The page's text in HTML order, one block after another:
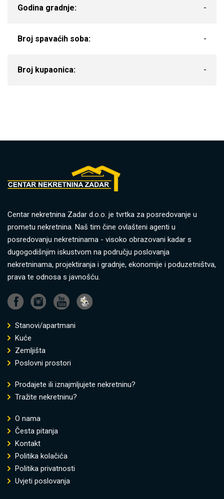
Godina gradnje: -
Broj spavaćih soba: -
Broj kupaonica: -
Centar nekretnina Zadar d.o.o. je tvrtka za posredovanje u
prometu nekretnina. Naš tim čine ovlašteni agenti u
posredovanju nekretninama - visoko obrazovani kadar s
dugogodišnjim iskustvom na području poslovanja
nekretninama, projektiranja i gradnje, ekonomije i poduzetništva,
prava te odnosa s javnošću.
Stanovi/apartmani
Kuće
Zemljišta
Poslovni prostori
Prodajete ili iznajmljujete nekretninu?
Tražite nekretninu?
O nama
Česta pitanja
Kontakt
Politika kolačića
Politika privatnosti
Uvjeti poslovanja